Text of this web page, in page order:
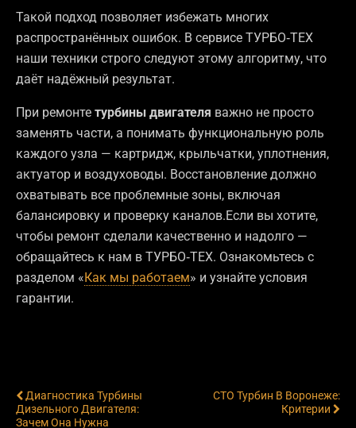
Такой подход позволяет избежать многих
распространённых ошибок. В сервисе ТУРБО‑ТЕХ
наши техники строго следуют этому алгоритму, что
даёт надёжный результат.
При ремонте турбины двигателя важно не просто
заменять части, а понимать функциональную роль
каждого узла — картридж, крыльчатки, уплотнения,
актуатор и воздуховоды. Восстановление должно
охватывать все проблемные зоны, включая
балансировку и проверку каналов.Если вы хотите,
чтобы ремонт сделали качественно и надолго —
обращайтесь к нам в ТУРБО‑ТЕХ. Ознакомьтесь с
разделом «Как мы работаем» и узнайте условия
гарантии.
Диагностика Турбины
Дизельного Двигателя:
Зачем Она Нужна
СТО Турбин В Воронеже:
Критерии